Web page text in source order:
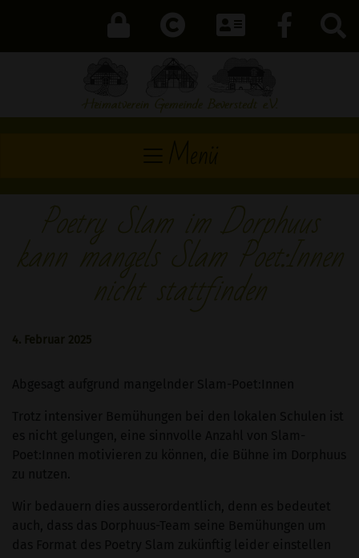
Poetry Slam im Dorphuus
kann mangels Slam Poet:Innen
nicht stattfinden
4. Februar 2025